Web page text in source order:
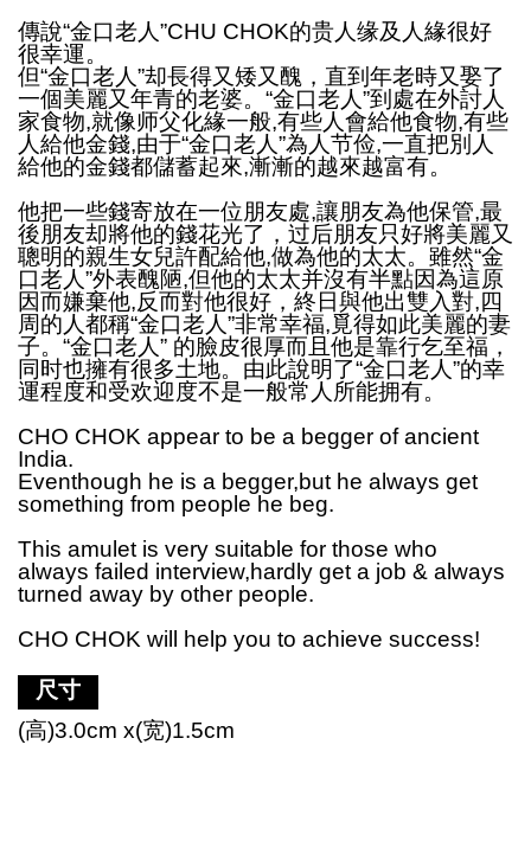
傳說“金口老人”CHU CHOK的贵人缘及人緣很好
很幸運。
但“金口老人”却長得又矮又醜，直到年老時又娶了
一個美麗又年青的老婆。“金口老人”到處在外討人
家食物,就像师父化緣一般,有些人會給他食物,有些
人給他金錢,由于“金口老人”為人节俭,一直把別人
給他的金錢都儲蓄起來,漸漸的越來越富有。
他把一些錢寄放在一位朋友處,讓朋友為他保管,最
後朋友却將他的錢花光了，过后朋友只好將美麗又
聰明的親生女兒許配給他,做為他的太太。雖然“金
口老人”外表醜陋,但他的太太并沒有半點因為這原
因而嫌棄他,反而對他很好，終日與他出雙入對,四
周的人都稱“金口老人”非常幸福,覓得如此美麗的妻
子。“金口老人” 的臉皮很厚而且他是靠行乞至福，
同时也擁有很多土地。由此說明了“金口老人”的幸
運程度和受欢迎度不是一般常人所能拥有。
CHO CHOK appear to be a begger of ancient
India.
Eventhough he is a begger,but he always get
something from people he beg.
This amulet is very suitable for those who
always failed interview,hardly get a job & always
turned away by other people.
CHO CHOK will help you to achieve success!
尺寸
(高)3.0cm x(宽)1.5cm